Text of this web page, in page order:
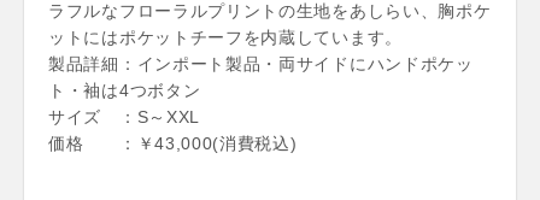
ラフルなフローラルプリントの生地をあしらい、胸ポケ
ットにはポケットチーフを内蔵しています。
製品詳細：インポート製品・両サイドにハンドポケッ
ト・袖は4つボタン
サイズ ：S～XXL
価格 ：￥43,000(消費税込)